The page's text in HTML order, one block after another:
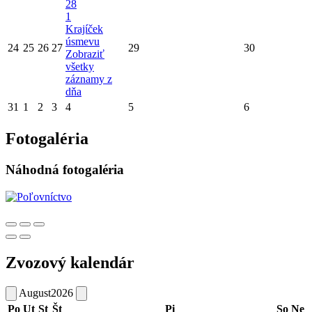
24 25 26 27
28
1
Krajíček
úsmevu
Zobraziť
všetky
záznamy z
dňa
29 30
31 1 2 3 4 5 6
Fotogaléria
Náhodná fotogaléria
Zvozový kalendár
August2026
Po Ut St Št Pi So Ne